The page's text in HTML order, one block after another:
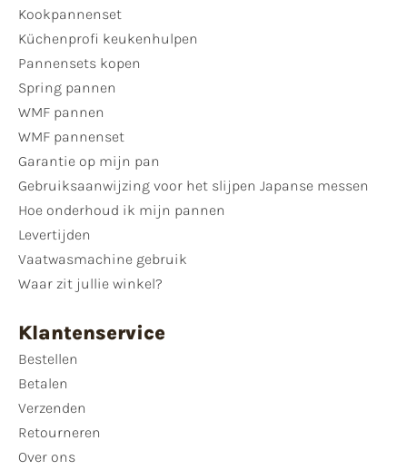
Kookpannenset
Küchenprofi keukenhulpen
Pannensets kopen
Spring pannen
WMF pannen
WMF pannenset
Garantie op mijn pan
Gebruiksaanwijzing voor het slijpen Japanse messen
Hoe onderhoud ik mijn pannen
Levertijden
Vaatwasmachine gebruik
Waar zit jullie winkel?
Klantenservice
Bestellen
Betalen
Verzenden
Retourneren
Over ons